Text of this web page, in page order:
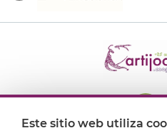
Este sitio web utiliza